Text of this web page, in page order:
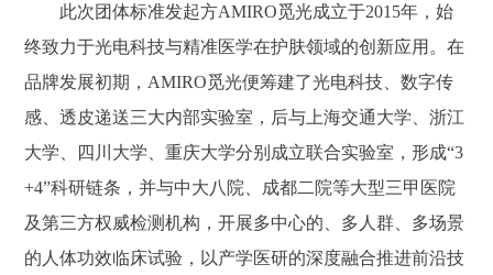
此次团体标准发起方AMIRO觅光成立于2015年，始
终致力于光电科技与精准医学在护肤领域的创新应用。在
品牌发展初期，AMIRO觅光便筹建了光电科技、数字传
感、透皮递送三大内部实验室，后与上海交通大学、浙江
大学、四川大学、重庆大学分别成立联合实验室，形成“3
+4”科研链条，并与中大八院、成都二院等大型三甲医院
及第三方权威检测机构，开展多中心的、多人群、多场景
的人体功效临床试验，以产学医研的深度融合推进前沿技